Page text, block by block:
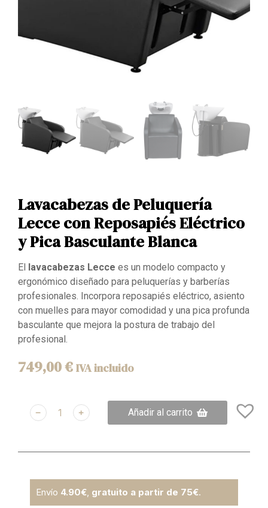
Lavacabezas de Peluquería
Lecce con Reposapiés Eléctrico
y Pica Basculante Blanca
El lavacabezas Lecce es un modelo compacto y
ergonómico diseñado para peluquerías y barberías
profesionales. Incorpora reposapiés eléctrico, asiento
con muelles para mayor comodidad y una pica profunda
basculante que mejora la postura de trabajo del
profesional.
749,00€ IVA incluido
﹣ ﹢ Añadir al carrito
Envío 4.90€ gratuito a partir de 75€.